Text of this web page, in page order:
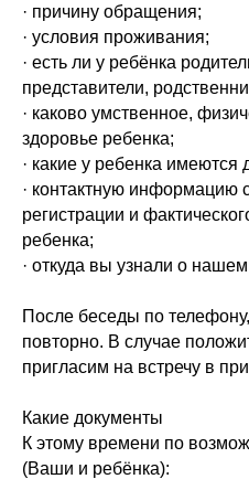
· причину обращения;
· условия проживания;
· есть ли у ребёнка
представители,
· каково умственное,
здоровье ребенка;
· какие у ребенка имеются
· контактную информацию
регистрации и
ребенка;
· откуда вы узнали о
После беседы по
повторно. В случае
пригласим на встречу в
Какие документы
К этому времени по
(Ваши и ребёнка):